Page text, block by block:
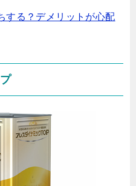
する？デメリットが心配